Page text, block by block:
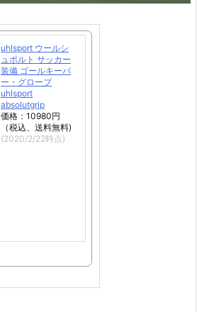
uhlsport ウールシ
ュポルト サッカー
装備 ゴールキーパ
ー・グローブ
uhlsport
absolutgrip
価格：10980円
（税込、送料無料)
(2020/2/22時点)